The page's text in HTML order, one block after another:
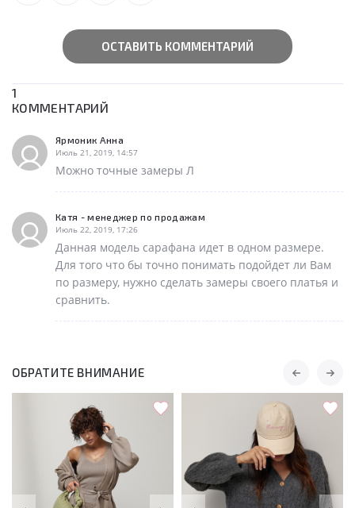
ОСТАВИТЬ КОММЕНТАРИЙ
1
КОММЕНТАРИЙ
Ярмоник Анна
Июль 21, 2019, 14:57
Можно точные замеры Л
Катя - менеджер по продажам
Июль 22, 2019, 17:26
Данная модель сарафана идет в одном размере.
Для того что бы точно понимать подойдет ли Вам
по размеру, нужно сделать замеры своего платья и
сравнить.
ОБРАТИТЕ ВНИМАНИЕ